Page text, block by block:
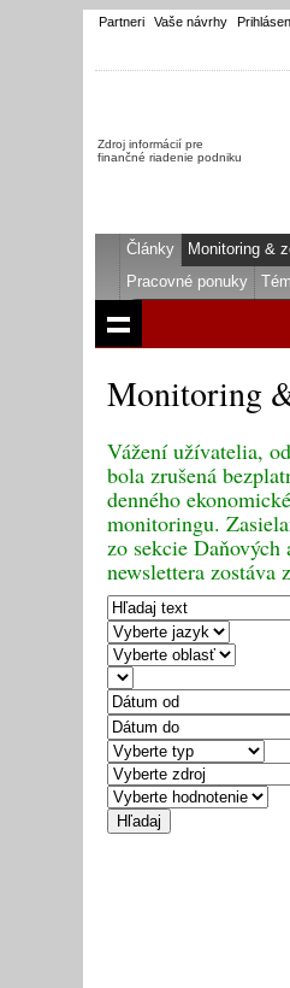
Partneri Vaše návrhy
Zdroj informácií pre
finančné riadenie podniku
Články
Monitoring &
Pracovné ponuky
Monitoring
Vážení užívatelia,
bola zrušená
denného
monitoringu.
zo sekcie
newslettera zostáva